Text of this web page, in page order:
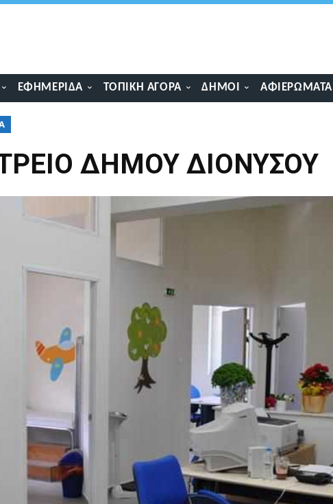
ΕΦΗΜΕΡΊΔΑ ΤΟΠΙΚΉ ΑΓΟΡΆ ΔΉΜΟΙ ΑΦΙΕΡΏΜΑΤΑ
ΔΗΜΟΥ ΔΙΟΝΥΣΟΥ